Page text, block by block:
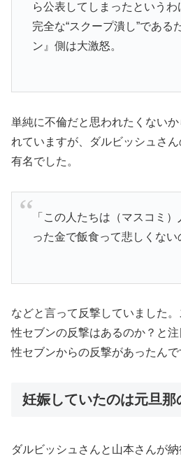
ら公表してしまったという
完全な“スクープ潰し”である
ン』側は大激怒。
単純に不倫だと思われたくない
れていますが、ダルビッシュさ
有名でした。
「この人たちは（マスコミ
った金で飯食って悲しくない
などと言って反撃していました
性セブンの反撃はあるのか？と
性セブンからの反撃があったんで
妊娠していたのは元旦那
ダルビッシュさんと山本さんが